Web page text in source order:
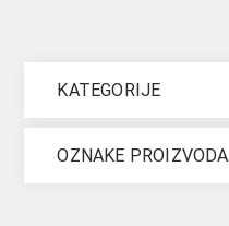
KATEGORIJE
OZNAKE PROIZVODA